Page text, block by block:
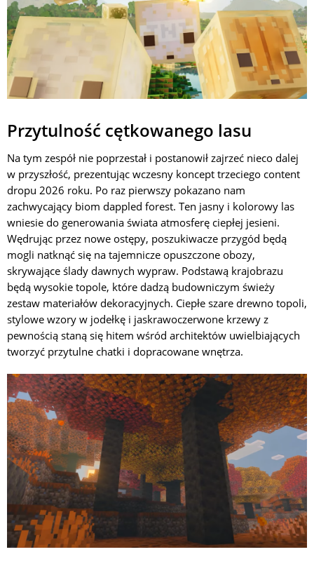
Przytulność cętkowanego lasu
Na tym zespół nie poprzestał i postanowił zajrzeć nieco dalej
w przyszłość, prezentując wczesny koncept trzeciego content
dropu 2026 roku. Po raz pierwszy pokazano nam
zachwycający biom dappled forest. Ten jasny i kolorowy las
wniesie do generowania świata atmosferę ciepłej jesieni.
Wędrując przez nowe ostępy, poszukiwacze przygód będą
mogli natknąć się na tajemnicze opuszczone obozy,
skrywające ślady dawnych wypraw. Podstawą krajobrazu
będą wysokie topole, które dadzą budowniczym świeży
zestaw materiałów dekoracyjnych. Ciepłe szare drewno topoli,
stylowe wzory w jodełkę i jaskrawoczerwone krzewy z
pewnością staną się hitem wśród architektów uwielbiających
tworzyć przytulne chatki i dopracowane wnętrza.